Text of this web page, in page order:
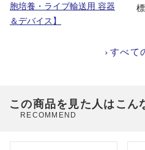
胞培養・ライブ輸送用 容器
＆デバイス】
すべて
この商品を見た人はこん
RECOMMEND